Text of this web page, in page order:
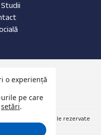
Toate drepturile rezervate
o experiență
pe care
setări.